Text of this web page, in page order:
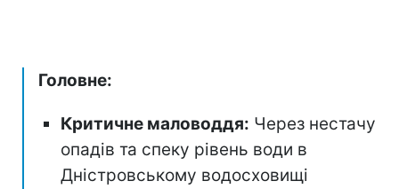
Головне:
Критичне маловоддя: Через нестачу
опадів та спеку рівень води в
Дністровському водосховищі